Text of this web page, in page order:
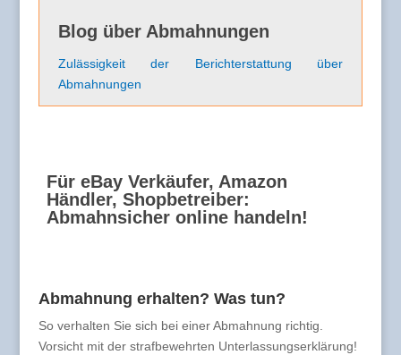
Blog über Abmahnungen
Zulässigkeit der Berichterstattung über
Abmahnungen
Für eBay Verkäufer, Amazon
Händler, Shopbetreiber:
Abmahnsicher online handeln!
Abmahnung erhalten? Was tun?
So verhalten Sie sich bei einer Abmahnung richtig.
Vorsicht mit der strafbewehrten Unterlassungserklärung!